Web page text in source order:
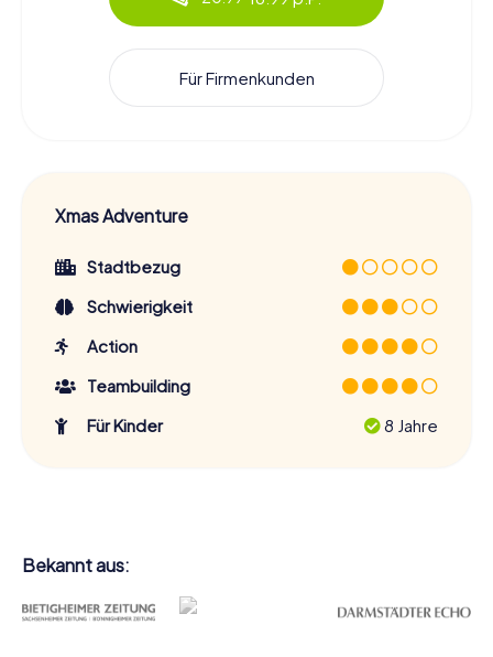
Für Firmenkunden
Xmas Adventure
Stadtbezug
Schwierigkeit
Action
Teambuilding
Für Kinder
8 Jahre
Bekannt aus: